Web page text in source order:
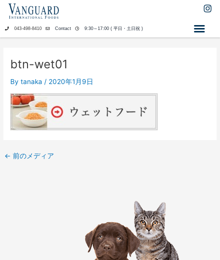
ス
I
043-498-8410 Contact 9:30～17:00 ( 平日・土日祝 )
btn-wet01
Bytanaka / 2020年1月9日
← 前のメディア